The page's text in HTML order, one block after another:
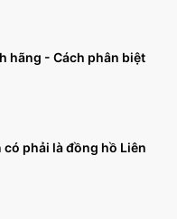
hãng - Cách phân biệt
phải là đồng hồ Liên